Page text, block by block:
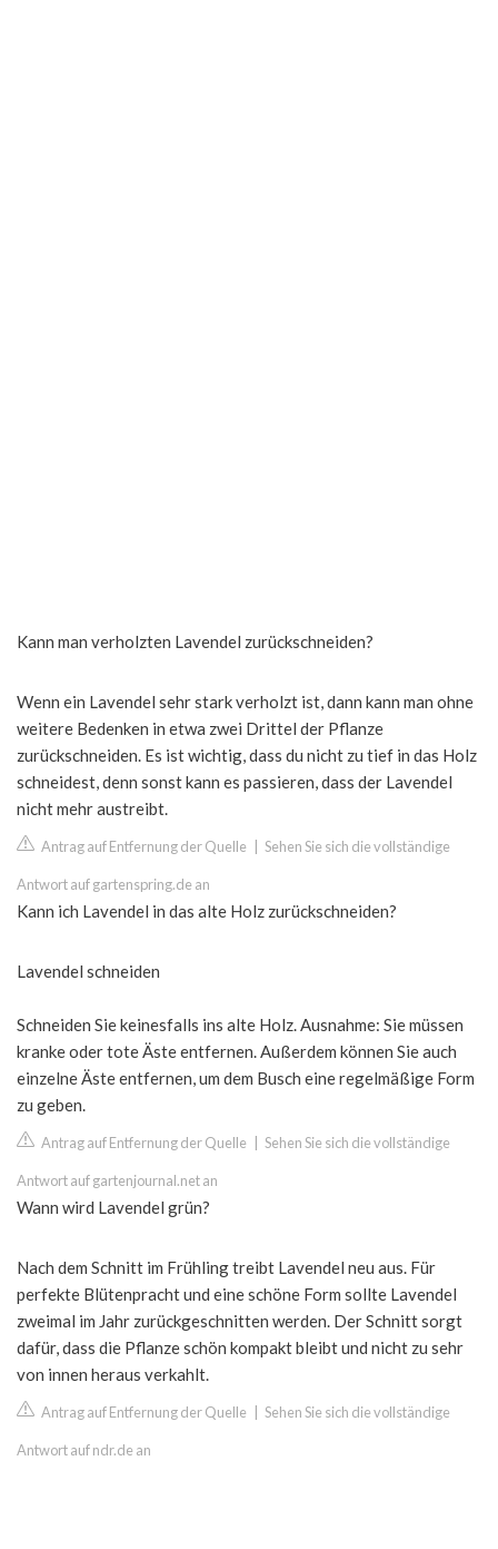
Kann man verholzten Lavendel zurückschneiden?
Wenn ein Lavendel sehr stark verholzt ist, dann kann man ohne
weitere Bedenken in etwa zwei Drittel der Pflanze
zurückschneiden. Es ist wichtig, dass du nicht zu tief in das Holz
schneidest, denn sonst kann es passieren, dass der Lavendel
nicht mehr austreibt.
Antrag auf Entfernung der Quelle Sehen Sie sich die vollständige
Antwort auf gartenspring.de an
Kann ich Lavendel in das alte Holz zurückschneiden?
Lavendel schneiden
Schneiden Sie keinesfalls ins alte Holz. Ausnahme: Sie müssen
kranke oder tote Äste entfernen. Außerdem können Sie auch
einzelne Äste entfernen, um dem Busch eine regelmäßige Form
zu geben.
Antrag auf Entfernung der Quelle Sehen Sie sich die vollständige
Antwort auf gartenjournal.net an
Wann wird Lavendel grün?
Nach dem Schnitt im Frühling treibt Lavendel neu aus. Für
perfekte Blütenpracht und eine schöne Form sollte Lavendel
zweimal im Jahr zurückgeschnitten werden. Der Schnitt sorgt
dafür, dass die Pflanze schön kompakt bleibt und nicht zu sehr
von innen heraus verkahlt.
Antrag auf Entfernung der Quelle Sehen Sie sich die vollständige
Antwort auf ndr.de an